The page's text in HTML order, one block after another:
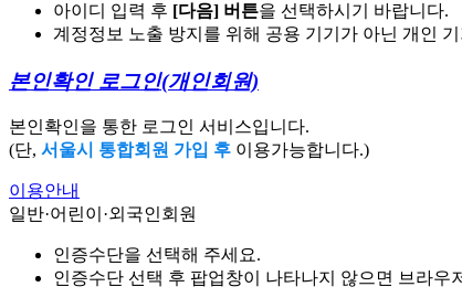
아이디 입력 후 [다음] 버튼을 선택하시기 바랍니다.
계정정보 노출 방지를 위해 공용 기기가 아닌 개인
본인확인 로그인(개인회원)
본인확인을 통한 로그인 서비스입니다.
(단, 서울시 통합회원 가입 후 이용가능합니다.)
이용안내
일반·어린이·외국인회원
인증수단을 선택해 주세요.
인증수단 선택 후 팝업창이 나타나지 않으면 브라우